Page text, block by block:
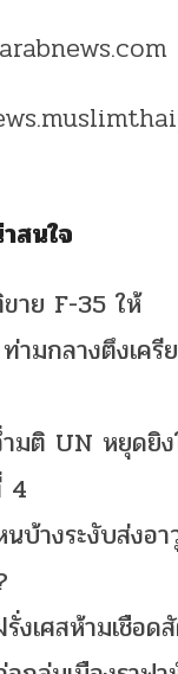
สนใจ
าย F-35 ให้
ามกลางตึงเค
มติ UN หยุดยิ
4
นบ้างระงับส่งอ
งเศสห้ามเชือด